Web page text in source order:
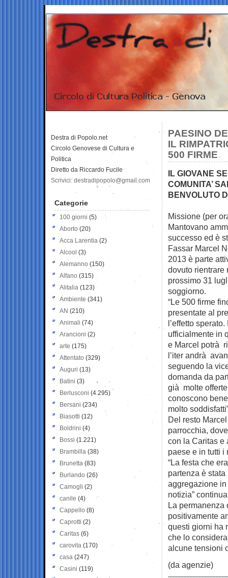
PAESINO
IL
500 FIRME
IL GIOVANE
COMUNITA’
BENVOLUTO
Missione (per
Mantovano
successo ed è
Fassar Marcel
2013 è parte
dovuto rientrare
prossimo 31
soggiorno.
“Le 500 firme
presentate al
l’effetto
ufficialmente in
e Marcel potrà
l’iter andrà
seguendo la
domanda da
già molte
conoscono
molto
Del resto
parrocchia,
con la Caritas e
paese e in tutti i
“La festa che
partenza è
aggregazione
notizia”
La permanenza
positivamente
questi giorni ha
che lo
alcune tensioni
(da agenzie)
Destra di Popolo.net
Circolo Genovese di Cultura e
Politica
Diretto da Riccardo Fucile
Scrivici: destradipopolo@gmail.com
Categorie
100 giorni (5)
Aborto (20)
Acca Larentia (2)
Alcool (3)
Alemanno (150)
Alfano (315)
Alitalia (123)
Ambiente (341)
AN (210)
Animali (74)
Arancioni (2)
arte (175)
Attentato (329)
Auguri (13)
Batini (3)
Berlusconi (4.295)
Bersani (234)
Biasotti (12)
Boldrini (4)
Bossi (1.221)
Brambilla (38)
Brunetta (83)
Burlando (26)
Camogli (2)
canile (4)
Cappello (8)
Caprotti (2)
Caritas (6)
carovita (170)
casa (247)
Casini (119)